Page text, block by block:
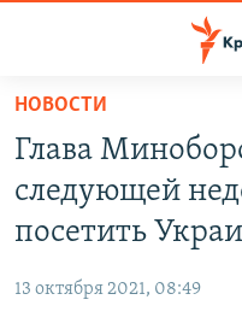
Вернуться
основному
содержанию
Вернутся
главной
навигации11 ЛЕТ ОККУПАЦИИ
ЕЩЕ
НОВОСТИ
Глава
следующей
посетить
13 октября 2021, 08:49